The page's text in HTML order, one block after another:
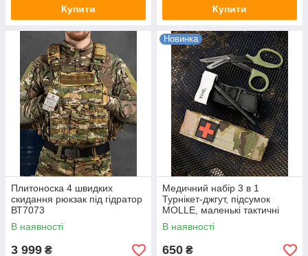
Купити Купити
Плитоноска 4 швидких
скидання рюкзак під гідратор
ВТ7073
В наявності
3 999 ₴
Новинка
Медичний набір 3 в 1
Турнікет-джгут, підсумок
MOLLE, маленькі тактичні
медичні ножиці EMT
мультикам ВТ5407
В наявності
650 ₴